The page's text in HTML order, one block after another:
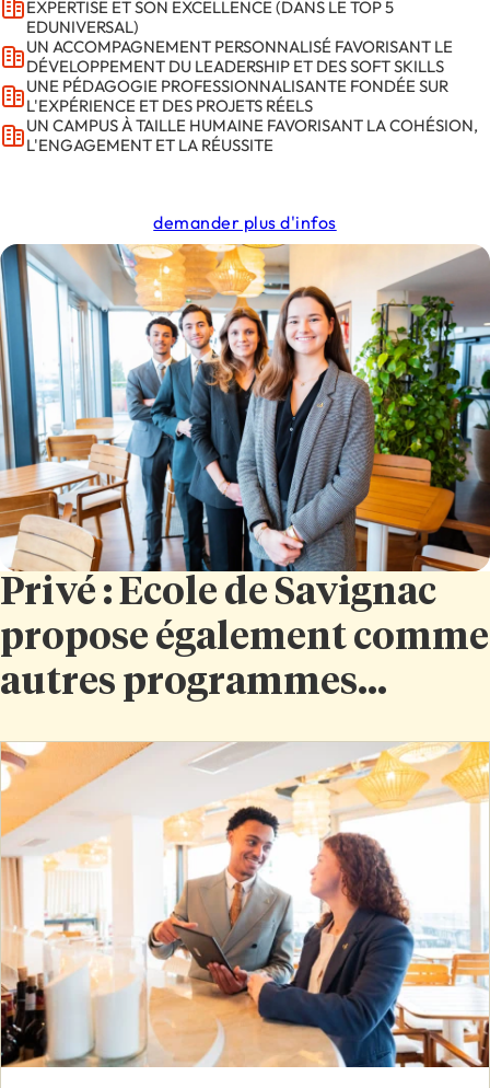
EXPERTISE ET SON EXCELLENCE (DANS LE TOP 5
EDUNIVERSAL)
UN ACCOMPAGNEMENT PERSONNALISÉ FAVORISANT LE
DÉVELOPPEMENT DU LEADERSHIP ET DES SOFT SKILLS
UNE PÉDAGOGIE PROFESSIONNALISANTE FONDÉE SUR
L'EXPÉRIENCE ET DES PROJETS RÉELS
UN CAMPUS À TAILLE HUMAINE FAVORISANT LA COHÉSION,
L'ENGAGEMENT ET LA RÉUSSITE
demander plus d'infos
Privé : Ecole de Savignac
propose également comme
autres programmes...